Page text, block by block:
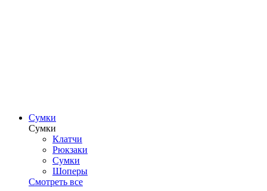
Сумки
Сумки
Клатчи
Рюкзаки
Сумки
Шоперы
Смотреть все